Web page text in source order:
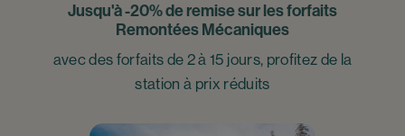
Jusqu'à -20% de remise sur les forfaits
Remontées Mécaniques
avec des forfaits de 2 à 15 jours, profitez de la
station à prix réduits